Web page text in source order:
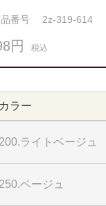
品番号 2z-319-614
円 税込
カラー
200.ライトベージュ
250.ベージュ